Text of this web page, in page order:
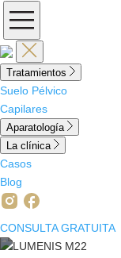
Tratamientos
Suelo Pélvico
Capilares
Aparatología
La clínica
Casos
Blog
CONSULTA GRATUITA